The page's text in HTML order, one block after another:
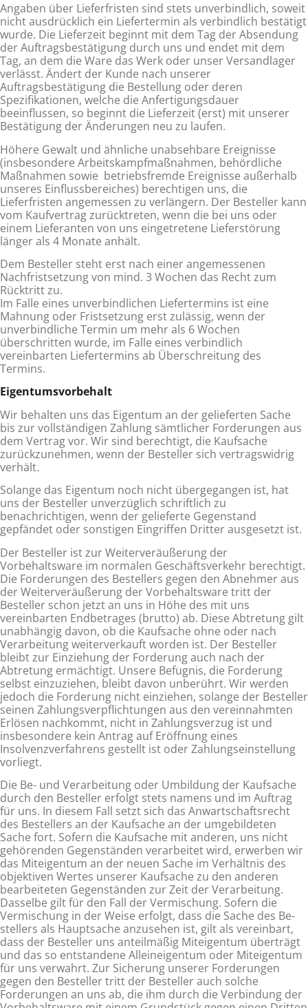
Angaben über Lieferfristen sind stets unverbindlich, soweit
nicht ausdrücklich ein Liefertermin als verbindlich bestätigt
wurde. Die Lieferzeit beginnt mit dem Tag der Absendung
der Auftragsbestätigung durch uns und endet mit dem
Tag, an dem die Ware das Werk oder unser Versandlager
verlässt. Ändert der Kunde nach unserer
Auftragsbestätigung die Bestel­lung oder deren
Spezifikationen, welche die Anfertigungsdauer
beeinflussen, so beginnt die Lieferzeit (erst) mit unserer
Be­stätigung der Änderungen neu zu laufen.
Höhere Gewalt und ähnliche unabsehbare Ereignisse
(insbesondere Arbeitskampfmaßnahmen, behördliche
Maßnahmen so­wie betriebsfremde Ereignisse außerhalb
unseres Einflussbereiches) berechtigen uns, die
Lieferfristen angemessen zu ver­längern. Der Besteller kann
vom Kaufvertrag zurücktreten, wenn die bei uns oder
einem Lieferanten von uns eingetretene Lieferstörung
länger als 4 Monate anhält.
Dem Besteller steht erst nach einer angemessenen
Nachfristsetzung von mind. 3 Wochen das Recht zum
Rücktritt zu.
Im Falle eines unverbindlichen Liefertermins ist eine
Mahnung oder Frist­setzung erst zulässig, wenn der
unverbindliche Termin um mehr als 6 Wochen
überschritten wurde, im Falle eines verbindlich
vereinbarten Liefertermins ab Überschreitung des
Termins.
Eigentumsvorbehalt
Wir behalten uns das Eigentum an der gelieferten Sache
bis zur vollständigen Zahlung sämtlicher Forderungen aus
dem Vertrag vor. Wir sind berechtigt, die Kaufsache
zurückzunehmen, wenn der Besteller sich vertragswidrig
verhält.
Solange das Eigentum noch nicht übergegangen ist, hat
uns der Besteller unverzüglich schriftlich zu
benachrichtigen, wenn der gelieferte Gegenstand
gepfändet oder sonstigen Eingriffen Dritter ausgesetzt ist.
Der Besteller ist zur Weiterveräußerung der
Vorbehaltsware im normalen Geschäftsverkehr berechtigt.
Die Forderungen des Bestellers gegen den Abnehmer aus
der Weiterveräußerung der Vorbehaltsware tritt der
Besteller schon jetzt an uns in Höhe des mit uns
vereinbarten Endbetrages (brutto) ab. Diese Abtretung gilt
unabhängig davon, ob die Kaufsache ohne oder nach
Verarbeitung weiterverkauft worden ist. Der Besteller
bleibt zur Einziehung der Forderung auch nach der
Abtretung ermäch­tigt. Unsere Befugnis, die Forderung
selbst einzuziehen, bleibt davon unberührt. Wir werden
jedoch die Forderung nicht ein­ziehen, solange der Besteller
seinen Zahlungsverpflichtungen aus den vereinnahmten
Erlösen nachkommt, nicht in Zah­lungsverzug ist und
insbesondere kein Antrag auf Eröffnung eines
Insolvenzverfahrens gestellt ist oder Zahlungseinstellung
vorliegt.
Die Be- und Verarbeitung oder Umbildung der Kaufsache
durch den Besteller erfolgt stets namens und im Auftrag
für uns. In diesem Fall setzt sich das Anwartschaftsrecht
des Bestellers an der Kaufsache an der umgebildeten
Sache fort. Sofern die Kaufsache mit anderen, uns nicht
gehörenden Gegenständen verarbeitet wird, erwerben wir
das Miteigentum an der neuen Sache im Verhältnis des
objektiven Wertes unserer Kaufsache zu den anderen
bearbeiteten Gegenständen zur Zeit der Ver­arbeitung.
Dasselbe gilt für den Fall der Vermischung. Sofern die
Vermischung in der Weise erfolgt, dass die Sache des Be­
stellers als Hauptsache anzusehen ist, gilt als vereinbart,
dass der Besteller uns anteilmäßig Miteigentum überträgt
und das so entstandene Alleineigentum oder Miteigentum
für uns verwahrt. Zur Sicherung unserer Forderungen
gegen den Besteller tritt der Besteller auch solche
Forderungen an uns ab, die ihm durch die Verbindung der